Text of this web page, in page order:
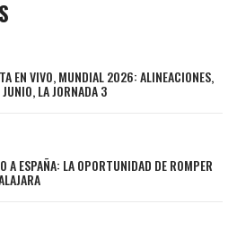
EN VIVO, MUNDIAL 2026: ALINEACIONES,
LA JORNADA 3
A ESPAÑA: LA OPORTUNIDAD DE ROMPER